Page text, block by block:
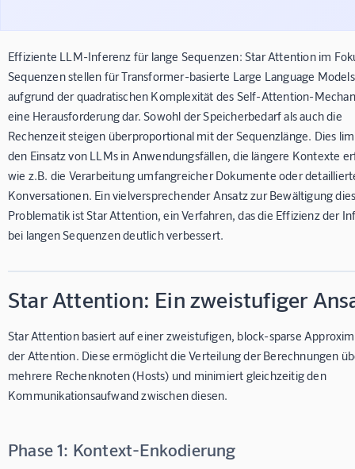
Effiziente LLM-Inferenz für lange Sequenzen: Star Attention im
Sequenzen stellen für Transformer-basierte Large Language
aufgrund der quadratischen Komplexität des Self-Attention-
eine Herausforderung dar. Sowohl der Speicherbedarf als auch die
Rechenzeit steigen überproportional mit der Sequenzlänge. Dies
den Einsatz von LLMs in Anwendungsfällen, die längere Kontexte
wie z.B. die Verarbeitung umfangreicher Dokumente oder
Konversationen. Ein vielversprechender Ansatz zur Bewältigung
Problematik ist Star Attention, ein Verfahren, das die Effizienz der
bei langen Sequenzen deutlich verbessert.
Star Attention: Ein zweistufiger
Star Attention basiert auf einer zweistufigen, block-sparse
der Attention. Diese ermöglicht die Verteilung der Berechnungen
mehrere Rechenknoten (Hosts) und minimiert gleichzeitig den
Kommunikationsaufwand zwischen diesen.
Phase 1: Kontext-Enkodierung